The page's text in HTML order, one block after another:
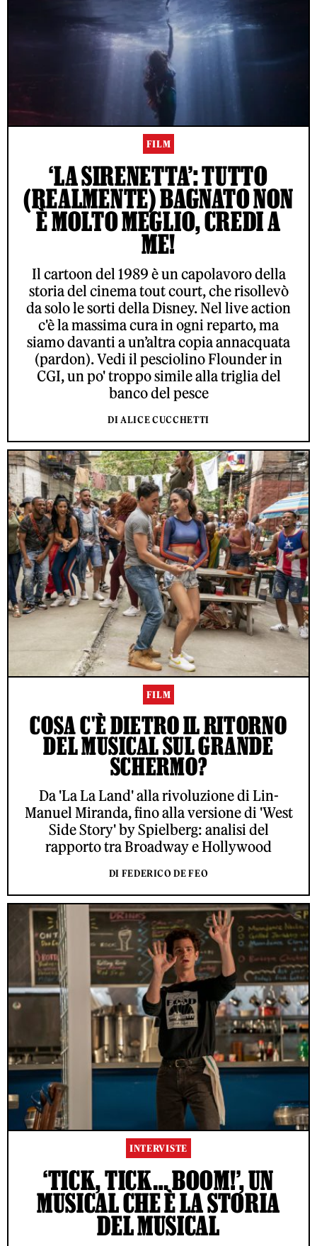
FILM
‘LA SIRENETTA’: TUTTO
(REALMENTE) BAGNATO NON
È MOLTO MEGLIO, CREDI A
ME!
Il cartoon del 1989 è un capolavoro della
storia del cinema tout court, che risollevò
da solo le sorti della Disney. Nel live action
c'è la massima cura in ogni reparto, ma
siamo davanti a un’altra copia annacquata
(pardon). Vedi il pesciolino Flounder in
CGI, un po' troppo simile alla triglia del
banco del pesce
DI ALICE CUCCHETTI
FILM
COSA C'È DIETRO IL RITORNO
DEL MUSICAL SUL GRANDE
SCHERMO?
Da 'La La Land' alla rivoluzione di Lin-
Manuel Miranda, fino alla versione di 'West
Side Story' by Spielberg: analisi del
rapporto tra Broadway e Hollywood
DI FEDERICO DE FEO
INTERVISTE
‘TICK, TICK… BOOM!’, UN
MUSICAL CHE È LA STORIA
DEL MUSICAL